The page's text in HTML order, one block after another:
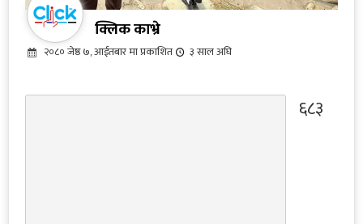
क्लिक काभ्रे
२०८० जेष्ठ ७, आईतबार मा प्रकाशित ३ साल अघि
६८३